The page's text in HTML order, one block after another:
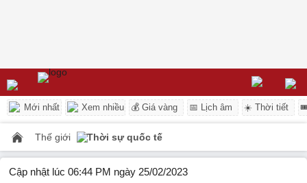
Mới nhất Xem nhiều 💰 Giá vàng 📅 Lịch âm ☀️ Thời tiết
Thế giới Thời sự quốc tế
Cập nhật lúc 06:44 PM ngày 25/02/2023